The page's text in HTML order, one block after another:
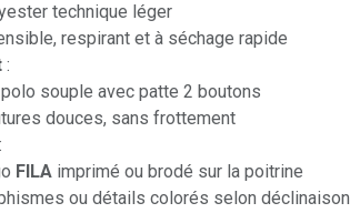
technique léger
respirant et à séchage rapide
:
souple avec patte 2 boutons
douces, sans frottement
:
FILA imprimé ou brodé sur la poitrine
ou détails colorés selon déclinaison